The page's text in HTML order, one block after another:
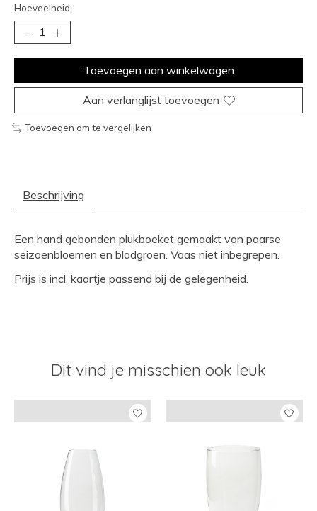
Hoeveelheid:
Toevoegen aan winkelwagen
Aan verlanglijst toevoegen
Toevoegen om te vergelijken
Beschrijving
Een hand gebonden plukboeket gemaakt van paarse
seizoenbloemen en bladgroen. Vaas niet inbegrepen.
Prijs is incl. kaartje passend bij de gelegenheid.
Dit vind je misschien ook leuk
Items van productcarrousel